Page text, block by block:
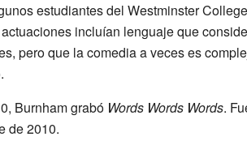
estudiantes del Westminster
incluían lenguaje que
pero que la comedia a veces es
Burnham grabó Words Words Words.
de 2010.